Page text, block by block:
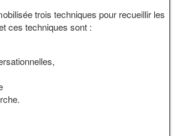
trois techniques pour recueillir les
ces techniques sont :